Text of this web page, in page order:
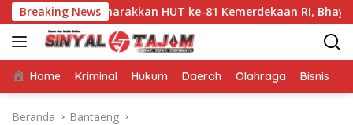
Langsung
ke
konten
Breaking News
Semarakkan HUT ke-81 Kemerdekaan RI, Bhayangkara
Home Kriminal Hukum Daerah Olahraga Bisnis
Beranda Bantaeng